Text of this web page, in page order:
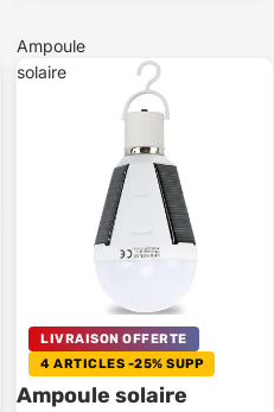
Ampoule
solaire
LIVRAISON OFFERTE
4 ARTICLES -25% SUPP
Ampoule solaire